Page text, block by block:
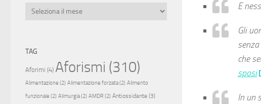
E
Gli
che
sposi
In un
Archivi
TAG
Aforimi (4) Aforismi (310)
Alimentazione (2) Alimentazione forzata(2) Alimento
funzionale (2) Alimurgia(2) AMDR (2) Antiossidante (3)